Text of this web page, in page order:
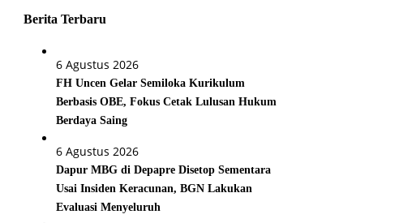
Berita Terbaru
6 Agustus 2026
FH Uncen Gelar Semiloka Kurikulum
Berbasis OBE, Fokus Cetak Lulusan Hukum
Berdaya Saing
6 Agustus 2026
Dapur MBG di Depapre Disetop Sementara
Usai Insiden Keracunan, BGN Lakukan
Evaluasi Menyeluruh